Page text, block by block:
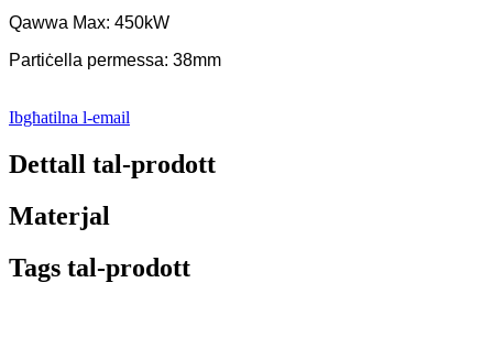
Qawwa Max: 450kW
Partiċella permessa: 38mm
Ibgħatilna l-email
Dettall tal-prodott
Materjal
Tags tal-prodott